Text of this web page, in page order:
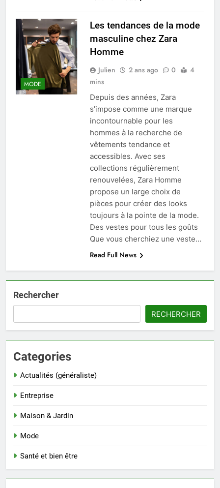
MODE
Les tendances de la mode
masculine chez Zara
Homme
Julien 2 ans ago 0
4
mins
Depuis des années, Zara
s’impose comme une marque
incontournable pour les
hommes à la recherche de
vêtements tendance et
accessibles. Avec ses
collections régulièrement
renouvelées, Zara Homme
propose un large choix de
pièces pour créer des looks
toujours à la pointe de la mode.
Des vestes pour tous les goûts
Que vous cherchiez une veste…
Read Full News
Rechercher
RECHERCHER
Categories
Actualités (généraliste)
Entreprise
Maison & Jardin
Mode
Santé et bien être